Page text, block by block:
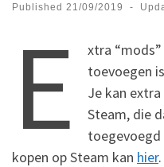
Published 21/09/2019 -
E
xtra
toevoegen
Je kan
Steam, die
toegevoegd
kopen op Steam kan hier